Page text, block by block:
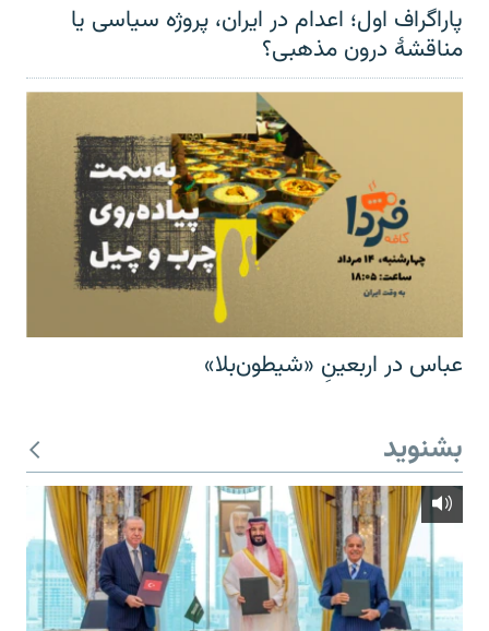
پاراگراف اول؛ اعدام در ایران، پروژه سیاسی یا
مناقشهٔ درون مذهبی؟
عباس در اربعینِ «شیطون‌بلا»
بشنوید